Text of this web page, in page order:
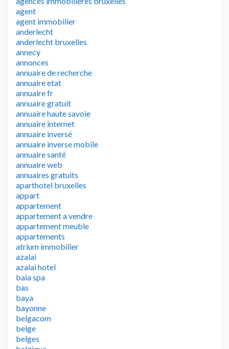
agent
agent immobilier
anderlecht
anderlecht bruxelles
annecy
annonces
annuaire de recherche
annuaire etat
annuaire fr
annuaire gratuit
annuaire haute savoie
annuaire internet
annuaire inversé
annuaire inverse mobile
annuaire santé
annuaire web
annuaires gratuits
aparthotel bruxelles
appart
appartement
appartement a vendre
appartement meuble
appartements
atrium immobilier
azalai
azalai hotel
baia spa
bas
baya
bayonne
belgacom
belge
belges